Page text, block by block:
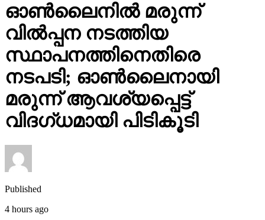
ഓണ്‍ലൈനില്‍ മരുന്ന്
വില്‍പ്പന നടത്തിയ
സ്ഥാപനത്തിനെതിരെ
നടപടി; ഓണ്‍ലൈനായി
മരുന്ന് ആവശ്യപ്പെട്ട്
വിദഗ്ധമായി പിടികൂടി
Published
4 hours ago